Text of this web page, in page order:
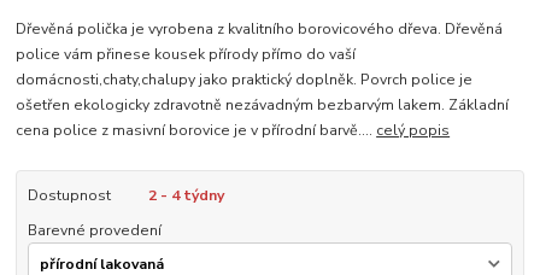
Dřevěná polička je vyrobena z kvalitního borovicového dřeva. Dřevěná
police vám přinese kousek přírody přímo do vaší
domácnosti,chaty,chalupy jako praktický doplněk. Povrch police je
ošetřen ekologicky zdravotně nezávadným bezbarvým lakem. Základní
cena police z masivní borovice je v přírodní barvě.... celý popis
Dostupnost
2 - 4 týdny
Barevné provedení